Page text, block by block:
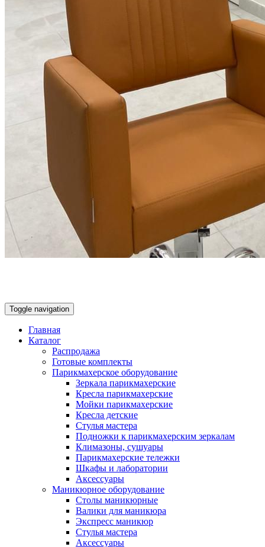
Toggle navigation
Главная
Каталог
Распродажа
Готовые комплекты
Парикмахерское оборудование
Зеркала парикмахерские
Кресла парикмахерские
Мойки парикмахерские
Кресла детские
Стулья мастера
Подножки к парикмахерским зеркалам
Климазоны, сушуары
Парикмахерские тележки
Шкафы и лаборатории
Аксессуары
Маникюрное оборудование
Столы маникюрные
Валики для маникюра
Экспресс маникюр
Стулья мастера
Аксессуары